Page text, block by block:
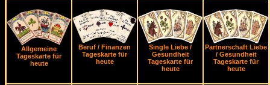
Allgemeine
Tageskarte für
heute
Beruf / Finanzen
Tageskarte für
heute
Single Liebe /
Gesundheit
Tageskarte für
heute
Partnerschaft Liebe
/ Gesundheit
Tageskarte für
heute